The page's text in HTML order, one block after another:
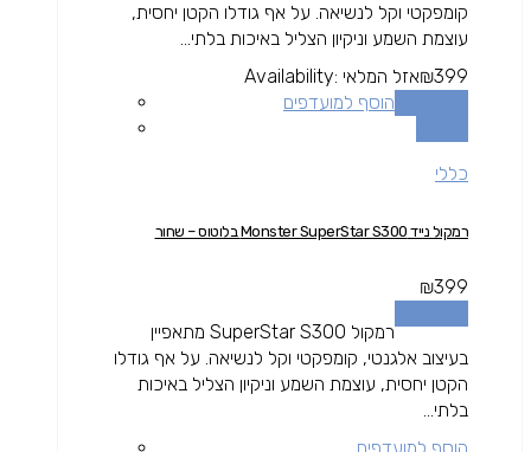
קומפקטי וקל לנשיאה. על אף גודלו הקטן יחסית,
עוצמת השמע וניקיון הצליל באיכות בלתי...
₪399
Availability: אזל המלאי
הוסף למועדפים
כללי
רמקול נייד Monster SuperStar S300 בלוטוס – שחור
₪399
רמקול SuperStar S300 מתאפיין
בעיצוב אלגנטי, קומפקטי וקל לנשיאה. על אף גודלו
הקטן יחסית, עוצמת השמע וניקיון הצליל באיכות
בלתי...